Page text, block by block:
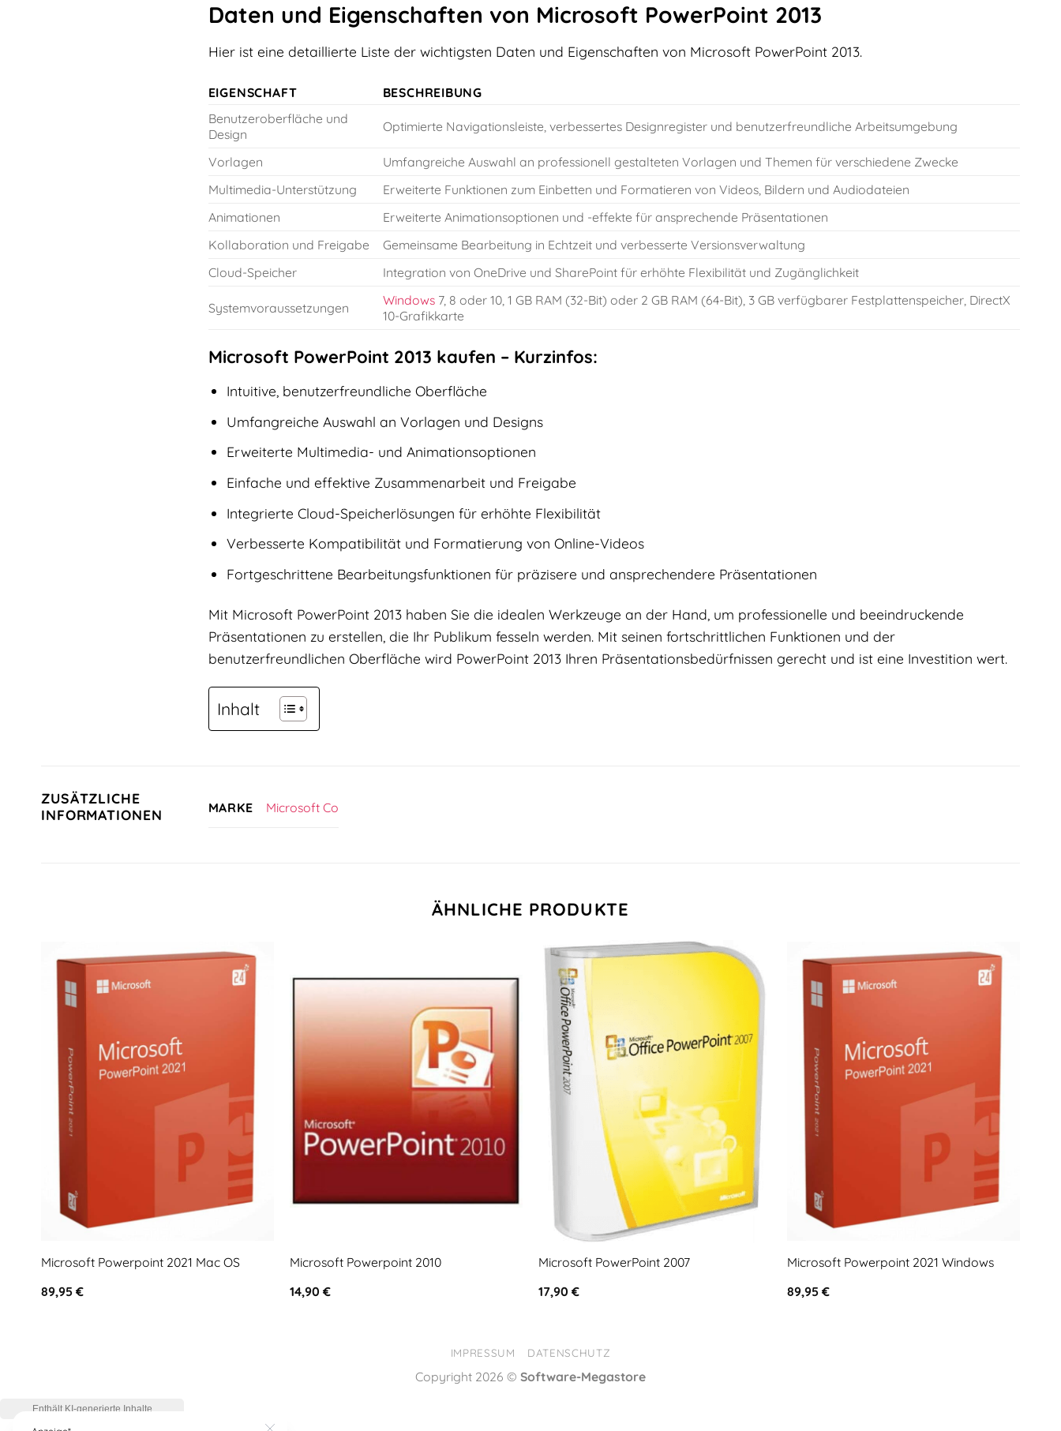
Daten und Eigenschaften von Microsoft PowerPoint 2013
Hier ist eine detaillierte Liste der wichtigsten Daten und Eigenschaften von Microsoft PowerPoint 2013.
EIGENSCHAFT
BESCHREIBUNG
Benutzeroberfläche und
Design
Optimierte Navigationsleiste, verbessertes Designregister und benutzerfreundliche Arbeitsumgebung
Vorlagen
Umfangreiche Auswahl an professionell gestalteten Vorlagen und Themen für verschiedene Zwecke
Multimedia-Unterstützung
Erweiterte Funktionen zum Einbetten und Formatieren von Videos, Bildern und Audiodateien
Animationen
Erweiterte Animationsoptionen und -effekte für ansprechende Präsentationen
Kollaboration und Freigabe
Gemeinsame Bearbeitung in Echtzeit und verbesserte Versionsverwaltung
Cloud-Speicher
Integration von OneDrive und SharePoint für erhöhte Flexibilität und Zugänglichkeit
Systemvoraussetzungen Windows7, 8 oder 10, 1 GB RAM (32-Bit) oder 2 GB RAM (64-Bit), 3 GB verfügbarer Festplattenspeicher, DirectX
10-Grafikkarte
Microsoft PowerPoint 2013 kaufen – Kurzinfos:
Intuitive, benutzerfreundliche Oberfläche
Umfangreiche Auswahl an Vorlagen und Designs
Erweiterte Multimedia- und Animationsoptionen
Einfache und effektive Zusammenarbeit und Freigabe
Integrierte Cloud-Speicherlösungen für erhöhte Flexibilität
Verbesserte Kompatibilität und Formatierung von Online-Videos
Fortgeschrittene Bearbeitungsfunktionen für präzisere und ansprechendere Präsentationen
Mit Microsoft PowerPoint 2013 haben Sie die idealen Werkzeuge an der Hand, um professionelle und beeindruckende
Präsentationen zu erstellen, die Ihr Publikum fesseln werden. Mit seinen fortschrittlichen Funktionen und der
benutzerfreundlichen Oberfläche wird PowerPoint 2013 Ihren Präsentationsbedürfnissen gerecht und ist eine Investition wert.
Inhalt
ZUSÄTZLICHE
INFORMATIONEN
MARKE Microsoft Co
ÄHNLICHE PRODUKTE
Microsoft Powerpoint 2021 Mac OS
89,95 €
Microsoft Powerpoint 2010
14,90 €
Microsoft PowerPoint 2007
17,90 €
Microsoft Powerpoint 2021 Windows
89,95 €
IMPRESSUM DATENSCHUTZ
Copyright 2026 © Software-Megastore